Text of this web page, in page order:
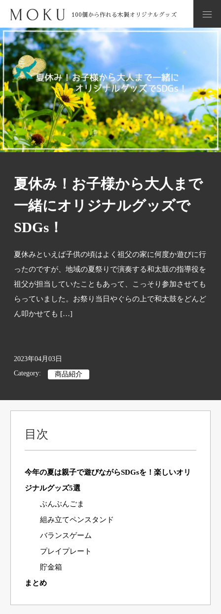
100個から作れる木製オリジナルグッズ
トップペー
ジ
>
ブロ
グ
>
商品紹
介
夏休み！お子様から大人まで一緒にオリジナルグッ
ズでSDGs！
夏休み！お子様から大人まで
一緒にオリジナルグッズで
SDGs！
夏休みといえば子供の頃はよく祖父の家に何度か遊びに行
ったのですが、地域の夏祭りで演奏する和太鼓の指導役を
祖父が担当していたこともあって、こっそり参加させても
らっていました。お祭り当日やぐらの上で和太鼓をどんど
ん叩かせても […]
2023年04月03日
Category:
商品紹介
目次
今年の夏は親子で遊びながらSDGsを！楽しいオリ
ジナルグッズ5選
ぶんぶんごま
組み立てペンスタンド
バランスゲーム
プレイプレート
貯金箱
まとめ